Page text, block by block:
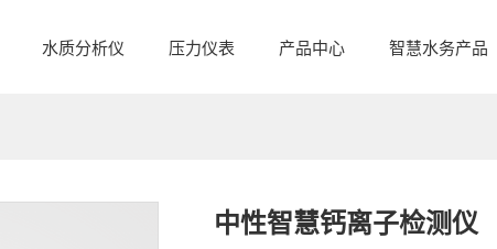
水质分析仪 压力仪表 产品中心 智慧水务产品
中性智慧钙离子检测仪